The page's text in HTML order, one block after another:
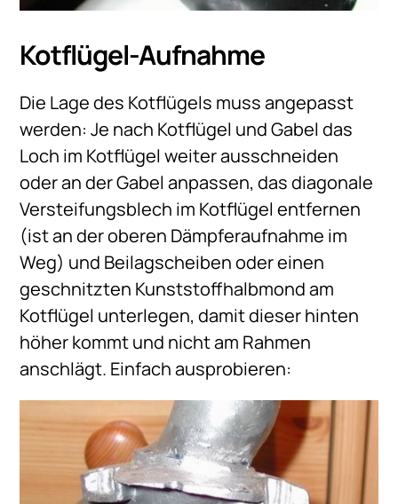
Kotflügel-Aufnahme
Die Lage des Kotflügels muss angepasst
werden: Je nach Kotflügel und Gabel das
Loch im Kotflügel weiter ausschneiden
oder an der Gabel anpassen, das diagonale
Versteifungsblech im Kotflügel entfernen
(ist an der oberen Dämpferaufnahme im
Weg) und Beilagscheiben oder einen
geschnitzten Kunststoffhalbmond am
Kotflügel unterlegen, damit dieser hinten
höher kommt und nicht am Rahmen
anschlägt. Einfach ausprobieren: